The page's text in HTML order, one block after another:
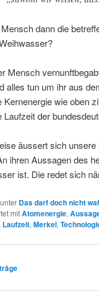
dann die
Mensch
alles tun um ihr aus
Kernenergie wie oben
Laufzeit der
äussert sich
ihren Aussagen des
ist. Die redet sich
Das darf doch nicht
mitAtomenergie,
Laufzeit, Merkel,